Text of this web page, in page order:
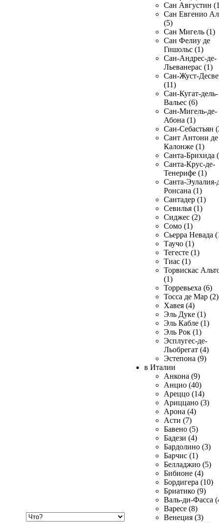
Сан Августин
Сан Евгенио
(5)
Сан Мигель (1)
Сан Фелиу де
Гишольс (1)
Сан-Андрес-де-
Льеванерас (1)
Сан-Жуст-
(11)
Сан-Кугат-дель-
Вальес (6)
Сан-Мигель-де-
Абона (1)
Сан-Себастьян
Сант Антони де
Калонже (1)
Санта-Брихида
Санта-Крус-де-
Тенерифе (1)
Санта-Эулалия-
Ронсана (1)
Сантадер (1)
Севилья (1)
Сиджес (2)
Сомо (1)
Сьерра Невада
Таучо (1)
Тегесте (1)
Тиас (1)
Торвискас
(1)
Торревьеха (6)
Тосса де Мар (2)
Хавея (4)
Эль Дуке (1)
Эль Кабле (1)
Эль Рок (1)
Эсплугес-де-
Льобрегат (4)
Эстепона (9)
в Италии
Анкона (9)
Анцио (40)
Ареццо (14)
Ариццано (3)
Арона (4)
Асти (7)
Бавено (5)
Бадези (4)
Бардолино (3)
Барчис (1)
Белладжио (5)
Бибионе (4)
Бордигера (10)
Бриатико (9)
Валь-ди-Фасса
Варесе (8)
Венеция (3)